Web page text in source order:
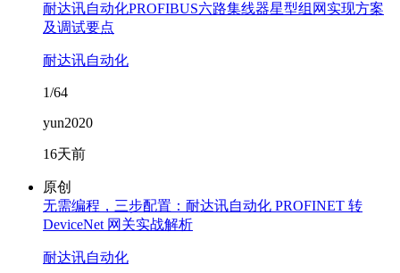
耐达讯自动化PROFIBUS六路集线器星型组网实现方案
及调试要点
耐达讯自动化
1/64
yun2020
16天前
原创
无需编程，三步配置：耐达讯自动化 PROFINET 转
DeviceNet 网关实战解析
耐达讯自动化